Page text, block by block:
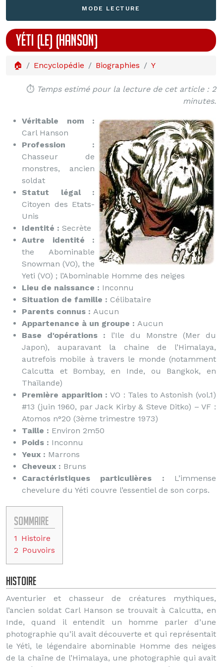
MODE LECTURE
YÉTI (LE) (HANSON)
🏠 Encyclopédie Biographies Y
⏱️ Temps estimé pour la lecture de cet article : 2
minutes.
Véritable nom :
Carl Hanson
Profession :
Chasseur de
monstres, ancien
soldat
Statut légal :
Citoyen des Etats-
Unis
Identité : Secrète
Autre identité :
the Abominable
Snowman (VO), the
Yeti (VO) ; l’Abominable Homme des neiges
Lieu de naissance : Inconnu
Situation de famille : Célibataire
Parents connus : Aucun
Appartenance à un groupe : Aucun
Base d'opérations : l’Ile du Monstre (Mer du
Japon), auparavant la chaine de l’Himalaya,
autrefois mobile à travers le monde (notamment
Calcutta et Bombay, en Inde, ou Bangkok, en
Thaïlande)
Première apparition : VO : Tales to Astonish (vol.1)
#13 (juin 1960, par Jack Kirby & Steve Ditko) – VF :
Atomos n°20 (3ème trimestre 1973)
Taille : Environ 2m50
Poids : Inconnu
Yeux : Marrons
Cheveux : Bruns
Caractéristiques particulières : L’immense
chevelure du Yéti couvre l’essentiel de son corps.
Sommaire
1 Histoire
2 Pouvoirs
Histoire
Aventurier et chasseur de créatures mythiques,
l’ancien soldat Carl Hanson se trouvait à Calcutta, en
Inde, quand il entendit un homme parler d’une
photographie qu’il avait découverte et qui représentait
le Yéti, le légendaire abominable Homme des neiges
de la chaîne de l’Himalaya, une photographie qui avait